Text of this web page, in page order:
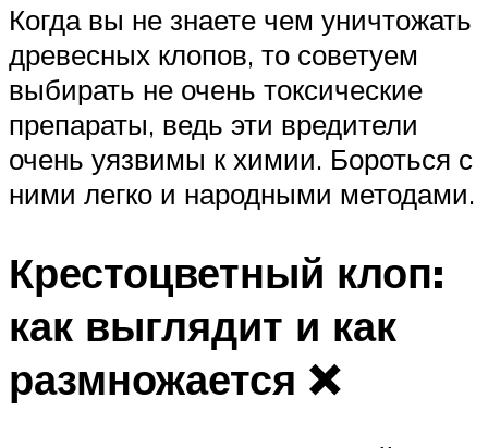
Когда вы не знаете чем уничтожать
древесных клопов, то советуем
выбирать не очень токсические
препараты, ведь эти вредители
очень уязвимы к химии. Бороться с
ними легко и народными методами.
Крестоцветный клоп:
как выглядит и как
размножается ❌